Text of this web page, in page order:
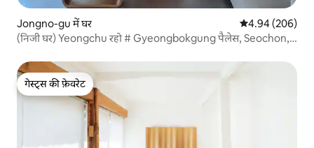
Jongno-gu में घर औसत रेटिंग 5 में से
4.94 (206)
(निजी घर) Yeongchu रहो # Gyeongbokgung पैलेस, Seochon,
गेस्ट्स की फ़ेवरेट
गेस्ट्स की फ़ेवरेट